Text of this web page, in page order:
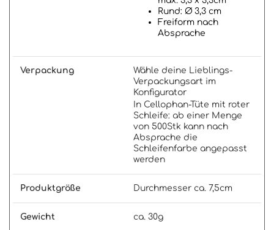
Rund: Ø 3,3 cm
Freiform nach
Absprache
Verpackung
Wähle deine Lieblings-
Verpackungsart im
Konfigurator
In Cellophan-Tüte mit roter
Schleife: ab einer Menge
von 500Stk kann nach
Absprache die
Schleifenfarbe angepasst
werden
Produktgröße Durchmesser ca. 7,5cm
Gewicht ca. 30g